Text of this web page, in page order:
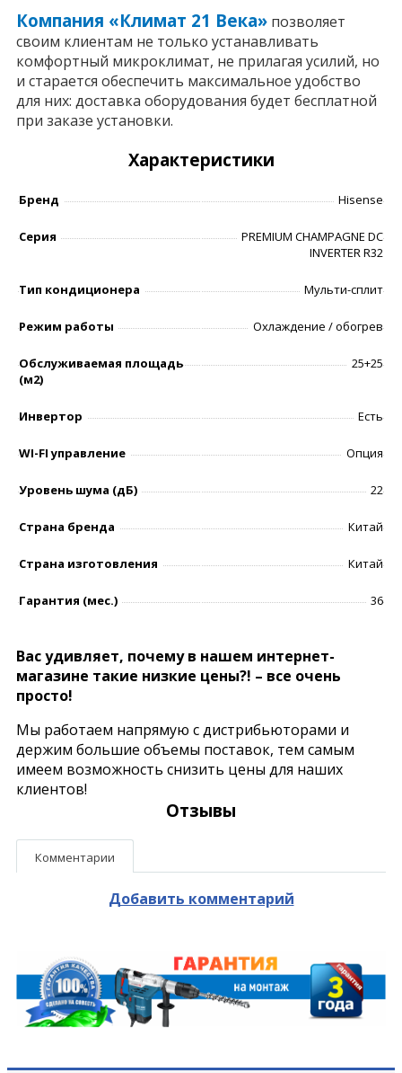
Компания «Климат 21 Века» позволяет
своим клиентам не только устанавливать
комфортный микроклимат, не прилагая усилий, но
и старается обеспечить максимальное удобство
для них: доставка оборудования будет бесплатной
при заказе установки.
Характеристики
Бренд Hisense
Серия
PREMIUM CHAMPAGNE DC
INVERTER R32
Тип кондиционера Мульти-сплит
Режим работы Охлаждение / обогрев
Обслуживаемая площадь
(м2)
25+25
Инвертор Есть
WI-FI управление Опция
Уровень шумa (дБ) 22
Страна бренда Китай
Страна изготовления Китай
Гарантия (мес.) 36
Вас удивляет, почему в нашем интернет-
магазине такие низкие цены?! – все очень
просто!
Мы работаем напрямую с дистрибьюторами и
держим большие объемы поставок, тем самым
имеем возможность снизить цены для наших
клиентов!
Отзывы
Комментарии
Добавить комментарий